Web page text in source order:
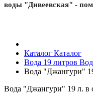
воды "Дивеевская" -
Каталог Каталог
Вода 19 литров
Вода "Джангури"
Вода "Джангури" 19 л. в